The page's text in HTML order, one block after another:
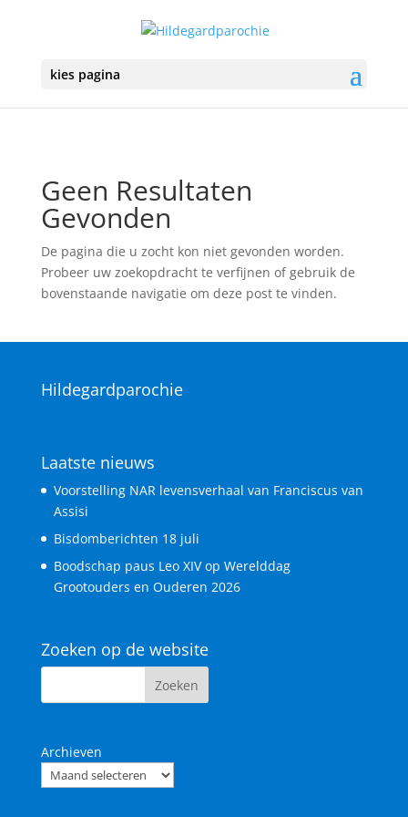
kies pagina
Geen Resultaten
Gevonden
De pagina die u zocht kon niet gevonden worden.
Probeer uw zoekopdracht te verfijnen of gebruik de
bovenstaande navigatie om deze post te vinden.
Hildegardparochie
Laatste nieuws
Voorstelling NAR levensverhaal van Franciscus van
Assisi
Bisdomberichten 18 juli
Boodschap paus Leo XIV op Werelddag
Grootouders en Ouderen 2026
Zoeken op de website
Archieven